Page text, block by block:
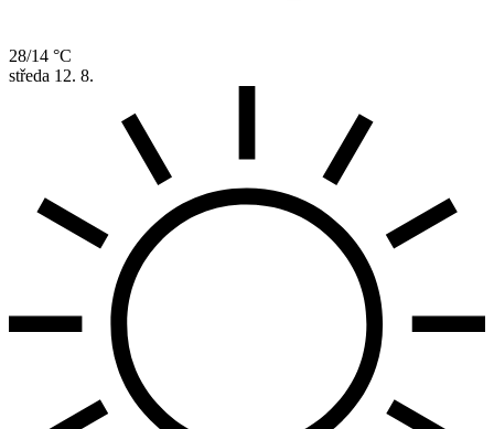
28/14 °C
středa 12. 8.